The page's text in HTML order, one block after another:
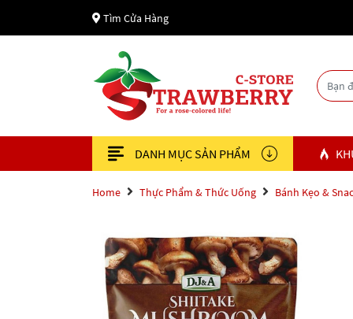
Tìm Cửa Hàng
DANH MỤC SẢN PHẨM
Home Thực Phẩm & Thức Uống Bánh Kẹo &